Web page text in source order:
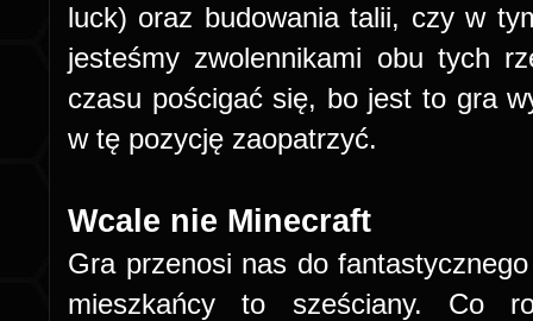
luck) oraz budowania talii, czy w
jesteśmy zwolennikami obu tych
czasu pościgać się, bo jest to gra
w tę pozycję zaopatrzyć.
Wcale nie Minecraft
Gra przenosi nas do
mieszkańcy to sześciany. Co